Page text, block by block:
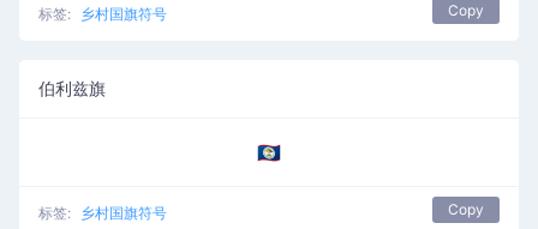
标签: 乡村国旗符号 Copy
伯利兹旗
🇧🇿
标签: 乡村国旗符号 Copy